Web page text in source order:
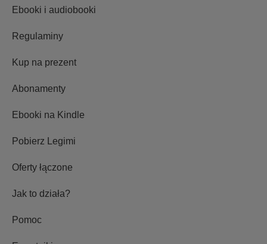
Ebooki i audiobooki
Regulaminy
Kup na prezent
Abonamenty
Ebooki na Kindle
Pobierz Legimi
Oferty łączone
Jak to działa?
Pomoc